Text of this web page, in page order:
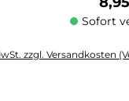
Sofort
zzgl. Versandkosten